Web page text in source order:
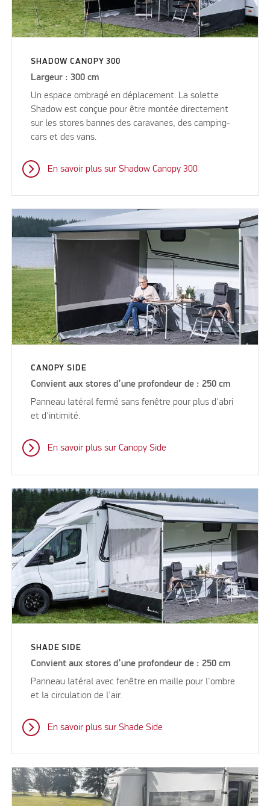
SHADOW CANOPY 300
Largeur : 300 cm
Un espace ombragé en déplacement. La solette
Shadow est conçue pour être montée directement
sur les stores bannes des caravanes, des camping-
cars et des vans.
En savoir plus sur Shadow Canopy 300
CANOPY SIDE
Convient aux stores d’une profondeur de : 250 cm
Panneau latéral fermé sans fenêtre pour plus d'abri
et d'intimité.
En savoir plus sur Canopy Side
SHADE SIDE
Convient aux stores d’une profondeur de : 250 cm
Panneau latéral avec fenêtre en maille pour l'ombre
et la circulation de l'air.
En savoir plus sur Shade Side